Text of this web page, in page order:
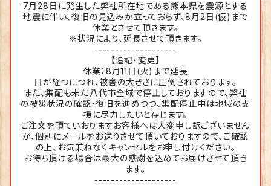
7月28日に発生した弊社所在地である熊本県を震源とする
地震に伴い、復旧の見込みが立っておらず、8月2日(仮)まで
休業とさせて頂きます。
※状況により、延長させて頂きます。
--------------------
【追記・変更】
休業：8月11日(火)まで延長
日が経つにつれ、被害の大きさに圧倒されております。
また、集配も未だ八代市全域で停止しておりますので、弊社
の被災状況の確認・復旧を進めつつ、集配停止中は地域の支
援に尽力したいと存じます。
ご注文を頂ていおりますお客様へは大変申し訳ございません
が、個別にメールをお送りさせて頂いておりますので、ご確認
の上、お気兼ねなくキャンセルをお申し付けください。
お待ち頂ける場合は最大の感謝を込めてお届けさせて頂き
ます。
--------------------